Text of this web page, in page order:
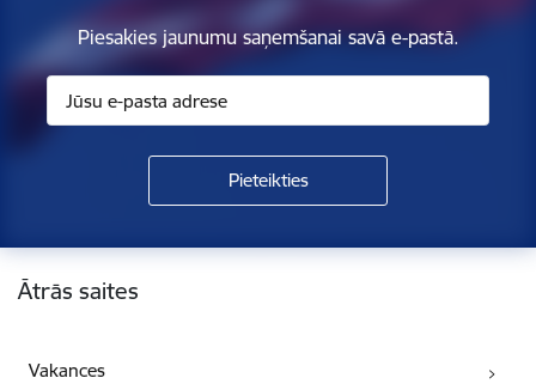
Piesakies jaunumu saņemšanai savā e-pastā.
Kājene
Ātrās saites
Vakances